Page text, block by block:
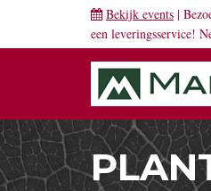
Bekijk events |
een leveringsservice!